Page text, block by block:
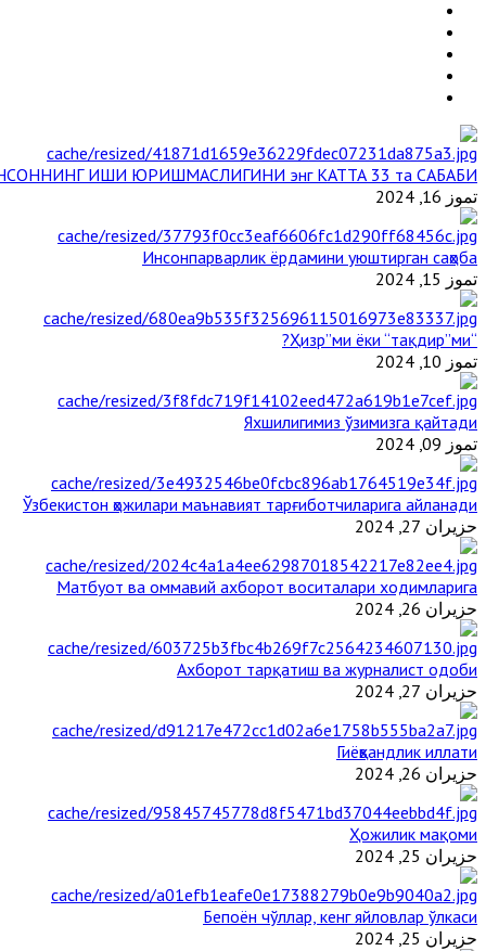
ИШИ ЮРИШМАСЛИГИНИ энг КАТТА 33 та САБАБИ
تموز 16, 2024
Инсонпарварлик ёрдамини уюштирган саҳоба
تموز 15, 2024
“Ҳизр”ми ёки “тақдир”ми?
تموز 10, 2024
Яхшилигимиз ўзимизга қайтади
تموز 09, 2024
Ўзбекистон ҳожилари маънавият тарғиботчиларига айланади
حزيران 27, 2024
Матбуот ва оммавий ахборот воситалари ходимларига
حزيران 26, 2024
Ахборот тарқатиш ва журналист одоби
حزيران 27, 2024
Гиёҳвандлик иллати
حزيران 26, 2024
Ҳожилик мақоми
حزيران 25, 2024
Бепоён чўллар, кенг яйловлар ўлкаси
حزيران 25, 2024